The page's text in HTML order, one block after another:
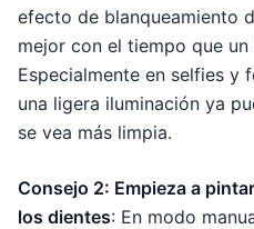
efecto de blanqueamiento
mejor con el tiempo que
Especialmente en selfies y
una ligera iluminación ya
se vea más limpia.
Consejo 2: Empieza a
los dientes: En modo